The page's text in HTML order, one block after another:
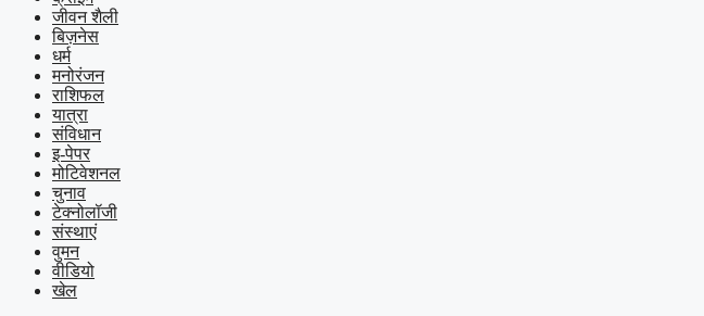
जीवन शैली
बिज़नेस
धर्म
मनोरंजन
राशिफल
यात्रा
संविधान
इ-पेपर
मोटिवेशनल
चुनाव
टेक्नोलॉजी
संस्थाएं
वुमन
वीडियो
खेल